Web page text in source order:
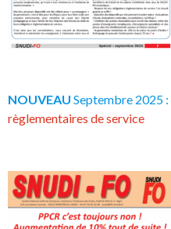
NOUVEAU Septembre 2025 :
règlementaires de service